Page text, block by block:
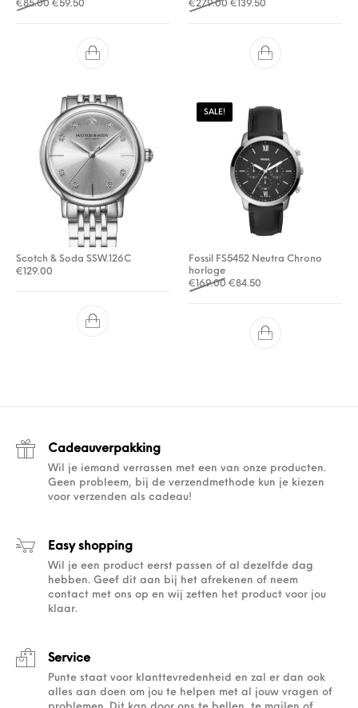
€85.00 Oorspronkelijke prijs was: €85.00.
€59.50 Huidige prijs is: €59.50.€279.00 Oorspronkelijke prijs was:
€139.50
Scotch & Soda SSW.126C
€129.00
SALE!
Fossil FS5452 Neutra Chrono
horloge
€169.00 Oorspronkelijke prijs was:
€84.50
Cadeauverpakking
Wil je iemand verrassen met een van onze producten.
Geen probleem, bij de verzendmethode kun je kiezen
voor verzenden als cadeau!
Easy shopping
Wil je een product eerst passen of al dezelfde dag
hebben. Geef dit aan bij het afrekenen of neem
contact met ons op en wij zetten het product voor jou
klaar.
Service
Punte staat voor klanttevredenheid en zal er dan ook
alles aan doen om jou te helpen met al jouw vragen of